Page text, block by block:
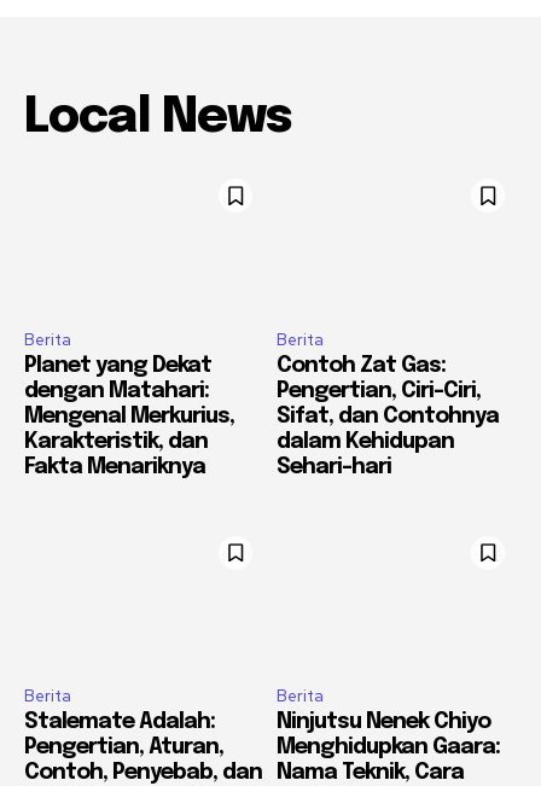
Local News
Berita
Planet yang Dekat
dengan Matahari:
Mengenal Merkurius,
Karakteristik, dan
Fakta Menariknya
Berita
Contoh Zat Gas:
Pengertian, Ciri-Ciri,
Sifat, dan Contohnya
dalam Kehidupan
Sehari-hari
Berita
Stalemate Adalah:
Pengertian, Aturan,
Contoh, Penyebab, dan
Berita
Ninjutsu Nenek Chiyo
Menghidupkan Gaara:
Nama Teknik, Cara